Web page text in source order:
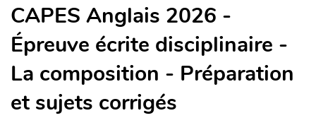
CAPES Anglais 2026 -
Épreuve écrite disciplinaire -
La composition - Préparation
et sujets corrigés